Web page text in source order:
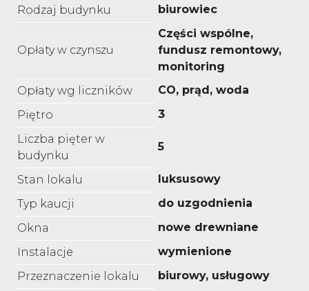
Rodzaj budynku
biurowiec
Opłaty w czynszu
Części wspólne,
fundusz remontowy,
monitoring
Opłaty wg liczników
CO, prąd, woda
Piętro
3
Liczba pięter w
budynku
5
Stan lokalu
luksusowy
Typ kaucji
do uzgodnienia
Okna
nowe drewniane
Instalacje
wymienione
Przeznaczenie lokalu
biurowy, usługowy